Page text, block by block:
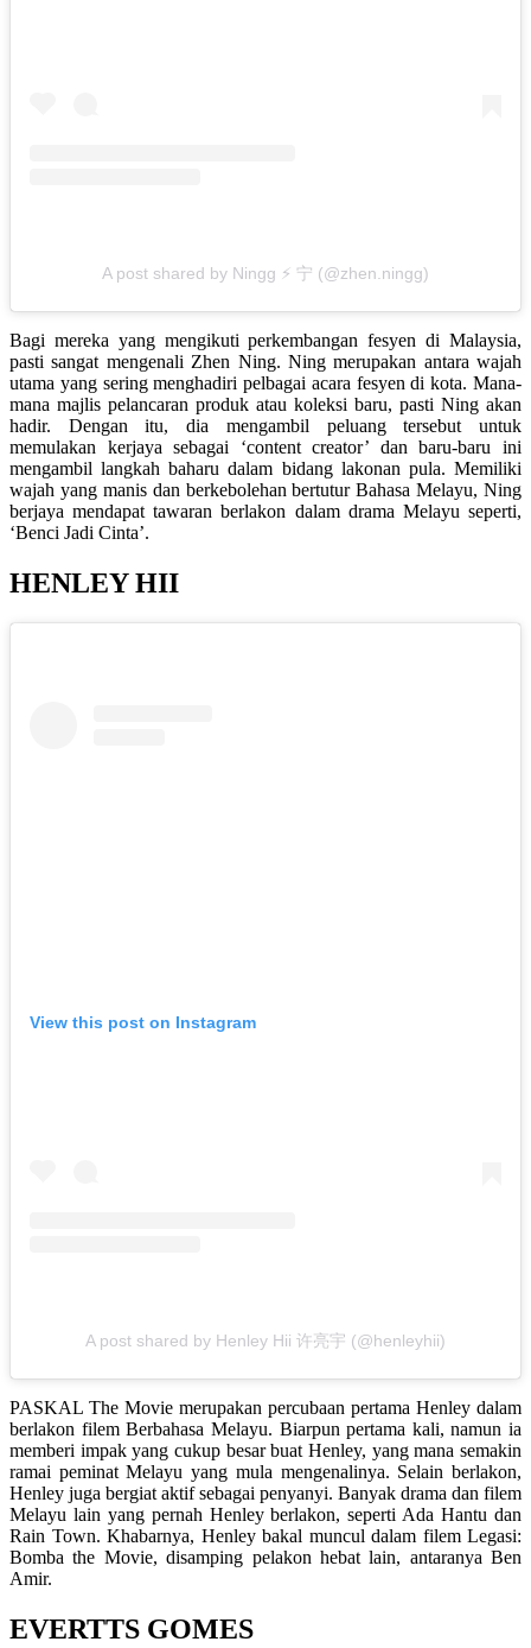
A post shared by Ningg ⚡️ 宁 (@zhen.ningg)
Bagi mereka yang mengikuti perkembangan fesyen di Malaysia,
pasti sangat mengenali Zhen Ning. Ning merupakan antara wajah
utama yang sering menghadiri pelbagai acara fesyen di kota. Mana-
mana majlis pelancaran produk atau koleksi baru, pasti Ning akan
hadir. Dengan itu, dia mengambil peluang tersebut untuk
memulakan kerjaya sebagai ‘content creator’ dan baru-baru ini
mengambil langkah baharu dalam bidang lakonan pula. Memiliki
wajah yang manis dan berkebolehan bertutur Bahasa Melayu, Ning
berjaya mendapat tawaran berlakon dalam drama Melayu seperti,
‘Benci Jadi Cinta’.
HENLEY HII
View this post on Instagram
A post shared by Henley Hii 许亮宇 (@henleyhii)
PASKAL The Movie merupakan percubaan pertama Henley dalam
berlakon filem Berbahasa Melayu. Biarpun pertama kali, namun ia
memberi impak yang cukup besar buat Henley, yang mana semakin
ramai peminat Melayu yang mula mengenalinya. Selain berlakon,
Henley juga bergiat aktif sebagai penyanyi. Banyak drama dan filem
Melayu lain yang pernah Henley berlakon, seperti Ada Hantu dan
Rain Town. Khabarnya, Henley bakal muncul dalam filem Legasi:
Bomba the Movie, disamping pelakon hebat lain, antaranya Ben
Amir.
EVERTTS GOMES